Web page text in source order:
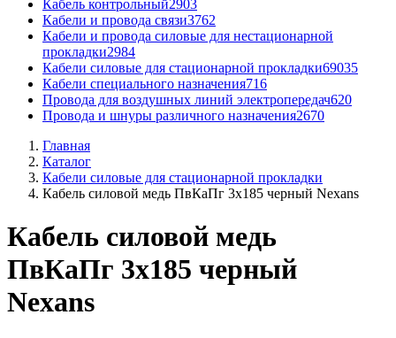
Кабель контрольный2903
Кабели и провода связи3762
Кабели и провода силовые для нестационарной
прокладки2984
Кабели силовые для стационарной прокладки69035
Кабели специального назначения716
Провода для воздушных линий электропередач620
Провода и шнуры различного назначения2670
Главная
Каталог
Кабели силовые для стационарной прокладки
Кабель силовой медь ПвКаПг 3x185 черный Nexans
Кабель силовой медь
ПвКаПг 3x185 черный
Nexans